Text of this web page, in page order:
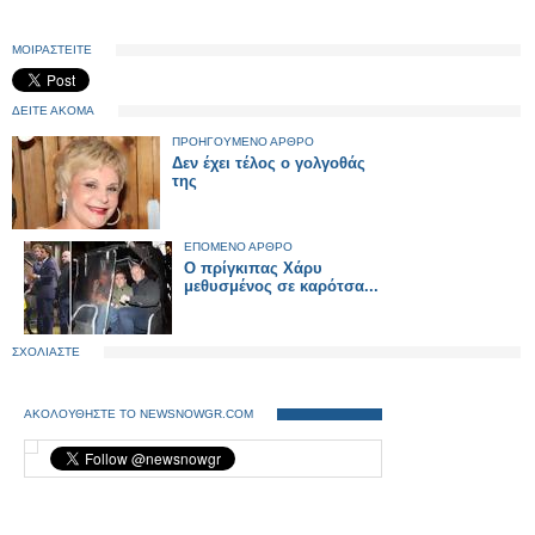
ΜΟΙΡΑΣΤΕΙΤΕ
ΔΕΙΤΕ ΑΚΟΜΑ
ΠΡΟΗΓΟΥΜΕΝΟ ΑΡΘΡΟ
Δεν έχει τέλος ο γολγοθάς
της
ΕΠΟΜΕΝΟ ΑΡΘΡΟ
Ο πρίγκιπας Χάρυ
μεθυσμένος σε καρότσα...
ΣΧΟΛΙΑΣΤΕ
ΑΚΟΛΟΥΘΗΣΤΕ ΤΟ NEWSNOWGR.COM